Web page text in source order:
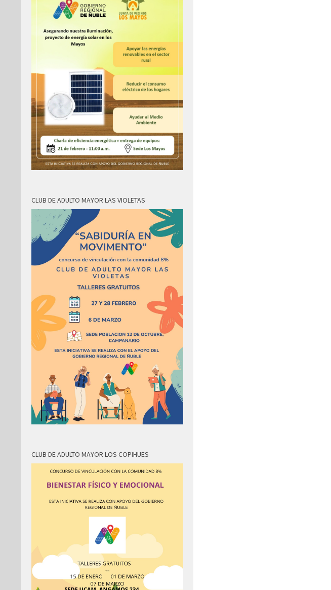
CLUB DE ADULTO MAYOR LAS VIOLETAS
CLUB DE ADULTO MAYOR LOS COPIHUES